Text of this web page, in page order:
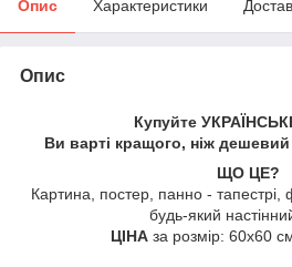
Опис Характеристики
Опис
Купуйте
Ви варті кращого, ніж
ЩО ЦЕ?
Картина, постер, панно - тапестрі,
будь-який
ЦІНА за розмір: 60х60